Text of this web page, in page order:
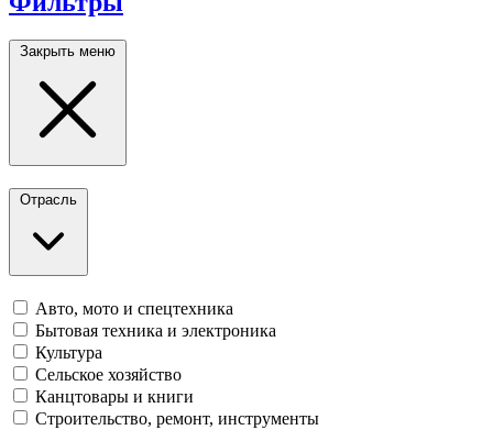
Закрыть меню
Отрасль
Авто, мото и спецтехника
Бытовая техника и электроника
Культура
Сельское хозяйство
Канцтовары и книги
Строительство, ремонт, инструменты